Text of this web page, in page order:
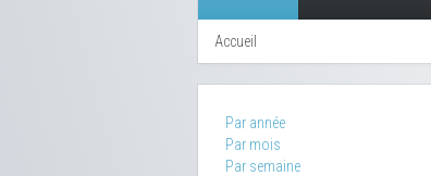
Accueil
Par année
Par mois
Par semaine